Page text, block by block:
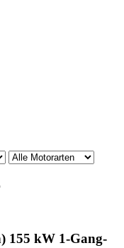
155 kW 1-Gang-